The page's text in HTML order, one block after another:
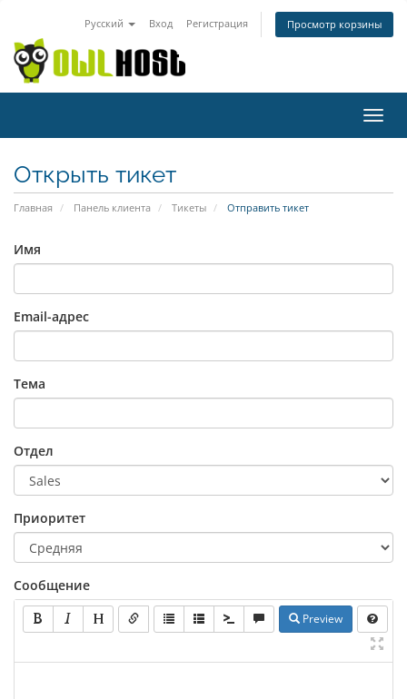
Русский Вход Регистрация Просмотр корзины
Открыть тикет
Главная Панель клиента Тикеты Отправить тикет
Имя
Email-адрес
Тема
Отдел
Приоритет
Сообщение
Preview